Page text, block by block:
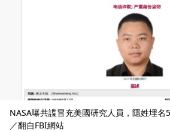
NASA曝共諜冒充美國研究人員，隱姓埋名
／翻自FBI網站